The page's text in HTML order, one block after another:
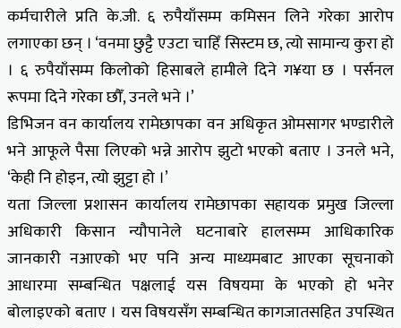
कर्मचारीले प्रति के.जी. ६ रुपैयाँसम्म कमिसन लिने गरेका आरोप
लगाएका छन् । ‘वनमा छुट्टै एउटा चाहिँ सिस्टम छ, त्यो सामान्य कुरा हो
। ६ रुपैयाँसम्म किलोको हिसाबले हामीले दिने ग¥या छ । पर्सनल
रूपमा दिने गरेका छौँ, उनले भने ।’
डिभिजन वन कार्यालय रामेछापका वन अधिकृत ओमसागर भण्डारीले
भने आफूले पैसा लिएको भन्ने आरोप झुटो भएको बताए । उनले भने,
‘केही नि होइन, त्यो झुट्टा हो ।’
यता जिल्ला प्रशासन कार्यालय रामेछापका सहायक प्रमुख जिल्ला
अधिकारी किसान न्यौपानेले घटनाबारे हालसम्म आधिकारिक
जानकारी नआएको भए पनि अन्य माध्यमबाट आएका सूचनाको
आधारमा सम्बन्धित पक्षलाई यस विषयमा के भएको हो भनेर
बोलाइएको बताए । यस विषयसँग सम्बन्धित कागजातसहित उपस्थित